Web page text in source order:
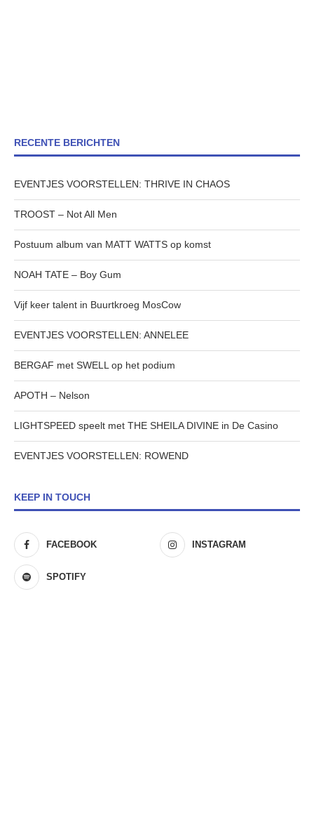
RECENTE BERICHTEN
EVENTJES VOORSTELLEN: THRIVE IN CHAOS
TROOST – Not All Men
Postuum album van MATT WATTS op komst
NOAH TATE – Boy Gum
Vijf keer talent in Buurtkroeg MosCow
EVENTJES VOORSTELLEN: ANNELEE
BERGAF met SWELL op het podium
APOTH – Nelson
LIGHTSPEED speelt met THE SHEILA DIVINE in De Casino
EVENTJES VOORSTELLEN: ROWEND
KEEP IN TOUCH
FACEBOOK INSTAGRAM
SPOTIFY